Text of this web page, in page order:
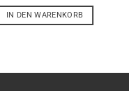
IN DEN WARENKORB